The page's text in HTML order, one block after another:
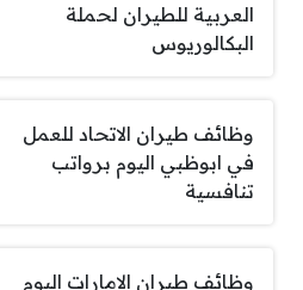
العربية للطيران لحملة
البكالوريوس
وظائف طيران الاتحاد للعمل
في ابوظبي اليوم برواتب
تنافسية
وظائف طيران الامارات اليوم